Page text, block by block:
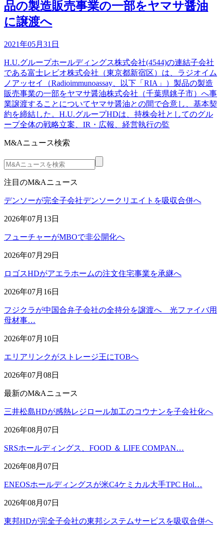
品の製造販売事業の一部をヤマサ醤油
に譲渡へ
2021年05月31日
H.U.グループホールディングス株式会社(4544)の連結子会社
である富士レビオ株式会社（東京都新宿区）は、ラジオイム
ノアッセイ（Radioimmunoassay、以下「RIA」）製品の製造
販売事業の一部をヤマサ醤油株式会社（千葉県銚子市）へ事
業譲渡することについてヤマサ醤油との間で合意し、基本契
約を締結した。H.U.グループHDは、持株会社としてのグル
ープ全体の戦略立案、IR・広報、経営執行の監
M&Aニュース検索
注目のM&Aニュース
デンソーが完全子会社デンソークリエイトを吸収合併へ
2026年07月13日
フューチャーがMBOで非公開化へ
2026年07月29日
ロゴスHDがアエラホームの注文住宅事業を承継へ
2026年07月16日
フジクラが中国合弁子会社の全持分を譲渡へ 光ファイバ用
母材事…
2026年07月10日
エリアリンクがストレージ王にTOBへ
2026年07月08日
最新のM&Aニュース
三井松島HDが感熱レジロール加工のコウナンを子会社化へ
2026年08月07日
SRSホールディングス、FOOD ＆ LIFE COMPAN…
2026年08月07日
ENEOSホールディングスが米C4ケミカル大手TPC Hol…
2026年08月07日
東邦HDが完全子会社の東邦システムサービスを吸収合併へ